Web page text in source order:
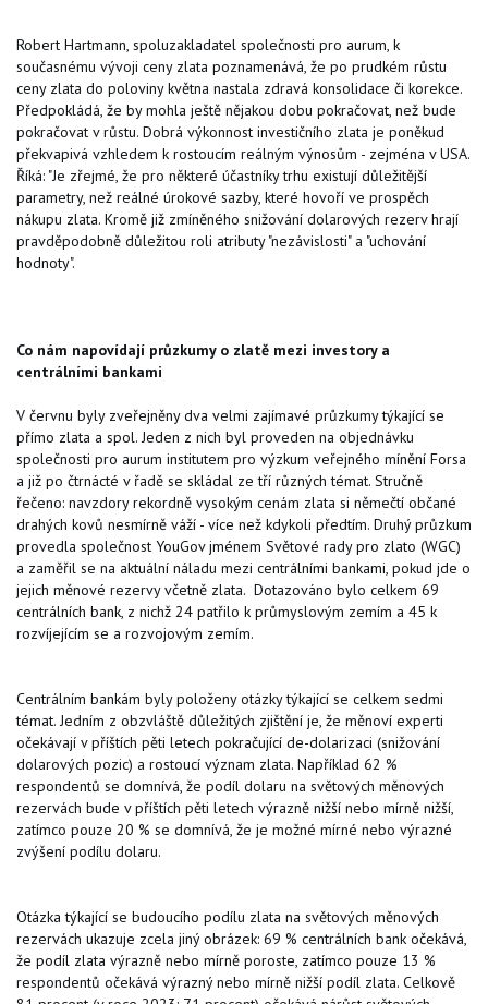
Robert Hartmann, spoluzakladatel společnosti pro aurum, k
současnému vývoji ceny zlata poznamenává, že po prudkém růstu
ceny zlata do poloviny května nastala zdravá konsolidace či korekce.
Předpokládá, že by mohla ještě nějakou dobu pokračovat, než bude
pokračovat v růstu. Dobrá výkonnost investičního zlata je poněkud
překvapivá vzhledem k rostoucím reálným výnosům - zejména v USA.
Říká: "Je zřejmé, že pro některé účastníky trhu existují důležitější
parametry, než reálné úrokové sazby, které hovoří ve prospěch
nákupu zlata. Kromě již zmíněného snižování dolarových rezerv hrají
pravděpodobně důležitou roli atributy "nezávislosti" a "uchování
hodnoty".
Co nám napovídají průzkumy o zlatě mezi investory a
centrálními bankami
V červnu byly zveřejněny dva velmi zajímavé průzkumy týkající se
přímo zlata a spol. Jeden z nich byl proveden na objednávku
společnosti pro aurum institutem pro výzkum veřejného mínění Forsa
a již po čtrnácté v řadě se skládal ze tří různých témat. Stručně
řečeno: navzdory rekordně vysokým cenám zlata si němečtí občané
drahých kovů nesmírně váží - více než kdykoli předtím. Druhý průzkum
provedla společnost YouGov jménem Světové rady pro zlato (WGC)
a zaměřil se na aktuální náladu mezi centrálními bankami, pokud jde o
jejich měnové rezervy včetně zlata. Dotazováno bylo celkem 69
centrálních bank, z nichž 24 patřilo k průmyslovým zemím a 45 k
rozvíjejícím se a rozvojovým zemím.
Centrálním bankám byly položeny otázky týkající se celkem sedmi
témat. Jedním z obzvláště důležitých zjištění je, že měnoví experti
očekávají v příštích pěti letech pokračující de-dolarizaci (snižování
dolarových pozic) a rostoucí význam zlata. Například 62 %
respondentů se domnívá, že podíl dolaru na světových měnových
rezervách bude v příštích pěti letech výrazně nižší nebo mírně nižší,
zatímco pouze 20 % se domnívá, že je možné mírné nebo výrazné
zvýšení podílu dolaru.
Otázka týkající se budoucího podílu zlata na světových měnových
rezervách ukazuje zcela jiný obrázek: 69 % centrálních bank očekává,
že podíl zlata výrazně nebo mírně poroste, zatímco pouze 13 %
respondentů očekává výrazný nebo mírně nižší podíl zlata. Celkově